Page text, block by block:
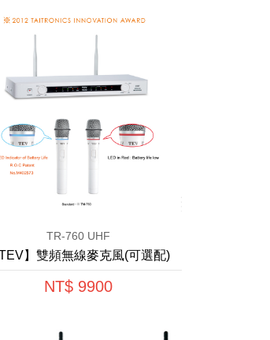
TR-760 UHF
TEV】雙頻無線麥克風(可選配)
NT$ 9900